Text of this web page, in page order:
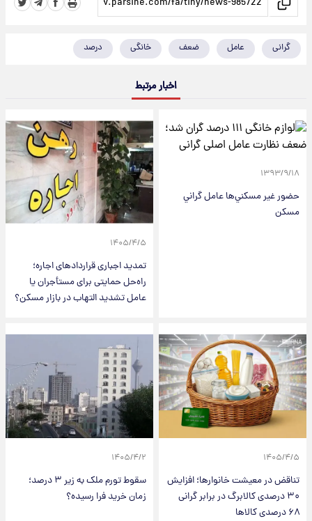
گرانی عامل ضعف خانگی درصد
اخبار مرتبط
۱۳۹۳/۹/۱۸
حضور غير مسكني‌ها عامل گراني
مسكن
۱۴۰۵/۴/۵
تمدید اجباری قراردادهای اجاره؛
راه‌حل حمایتی برای مستأجران یا
عامل تشدید التهاب در بازار مسکن؟
۱۴۰۵/۴/۵
تناقض در معیشت خانوارها؛ افزایش
۳۰ درصدی کالابرگ در برابر گرانی
۶۸ درصدی کالاها
۱۴۰۵/۴/۲
سقوط تورم ملک به زیر ۳ درصد؛
زمان خرید فرا رسیده؟